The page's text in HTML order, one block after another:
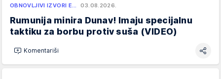
OBNOVLJIVI IZVORI E… 03.08.2026.
Rumunija minira Dunav! Imaju specijalnu
taktiku za borbu protiv suša (VIDEO)
Komentariši